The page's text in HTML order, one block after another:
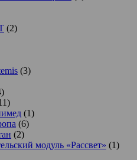
(2)
(3)
(1)
(6)
(2)
модуль «Рассвет» (1)